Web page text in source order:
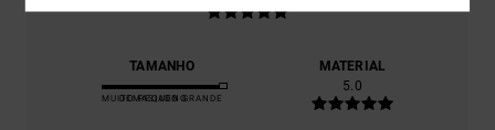
TAMANHO
MUITO PEQUENO
DEMASIADO GRANDE
MATERIAL
5.0